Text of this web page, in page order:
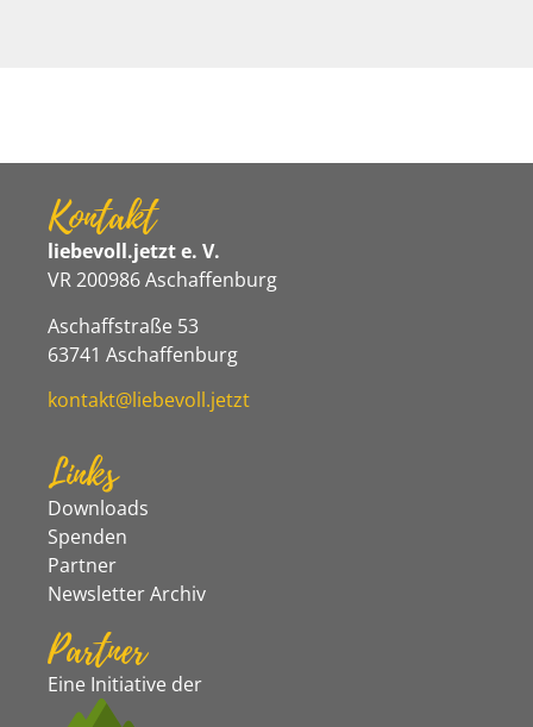
Kontakt
liebevoll.jetzt e. V.
VR 200986 Aschaffenburg
Aschaffstraße 53
63741 Aschaffenburg
kontakt@liebevoll.jetzt
Links
Downloads
Spenden
Partner
Newsletter Archiv
Partner
Eine Initiative der